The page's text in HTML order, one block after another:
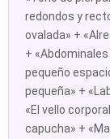
redondos y
ovalada» +
+
pequeño
pequeña» +
«El vello
capucha» +